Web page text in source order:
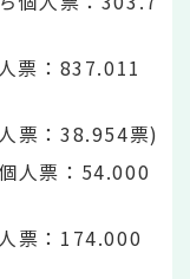
票：837.011
票：38.954票)
人票：54.000
票：174.000